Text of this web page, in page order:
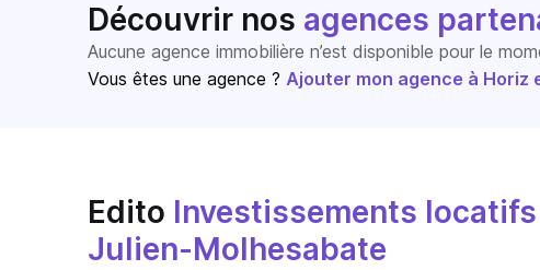
Découvrir nos agences
Aucune agence immobilière n’est disponible pour le
Vous êtes une agence ? Ajouter mon agence à Horiz
Edito Investissements
Julien-Molhesabate